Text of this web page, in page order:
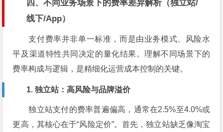
四、不同业务场景下的费率差异解析（独立站/
线下/App）
支付费率并非单一标准，而是由业务模式、风险水
平及渠道特性共同决定的量化结果。理解不同场景下的
费率构成与逻辑，是精细化运营成本控制的关键。
1. 独立站：高风险与品牌溢价
独立站支付的费率普遍偏高，通常在2.5%至4.0%或
更高，其核心在于“风险定价”。首先，独立站缺乏像淘宝